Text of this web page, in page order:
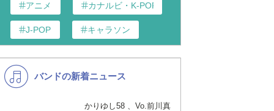
アニメ カナルビ・K-POP和訳
J-POP キャラソン
K-POP バンド
洋楽
バンドの新着ニュース
かりゆし58 、Vo.前川真